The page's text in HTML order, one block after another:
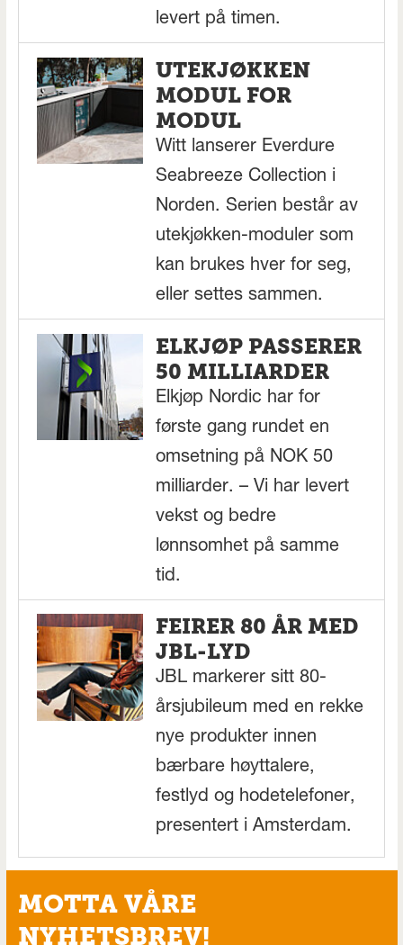
levert på timen.
UTEKJØKKEN
MODUL FOR
MODUL
Witt lanserer Everdure
Seabreeze Collection i
Norden. Serien består av
utekjøkken-moduler som
kan brukes hver for seg,
eller settes sammen.
ELKJØP PASSERER
50 MILLIARDER
Elkjøp Nordic har for
første gang rundet en
omsetning på NOK 50
milliarder. – Vi har levert
vekst og bedre
lønnsomhet på samme
tid.
FEIRER 80 ÅR MED
JBL-LYD
JBL markerer sitt 80-
årsjubileum med en rekke
nye produkter innen
bærbare høyttalere,
festlyd og hodetelefoner,
presentert i Amsterdam.
MOTTA VÅRE
NYHETSBREV!